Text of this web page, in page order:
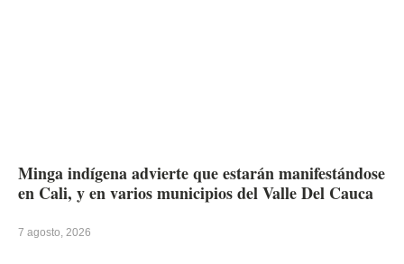
Minga indígena advierte que estarán manifestándose
en Cali, y en varios municipios del Valle Del Cauca
7 agosto, 2026